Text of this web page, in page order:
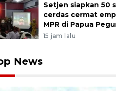
Setjen siapkan 50
cerdas cermat
MPR di Papua
15 jam lalu
News